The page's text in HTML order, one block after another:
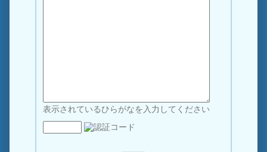
表示されているひらがなを入力してください